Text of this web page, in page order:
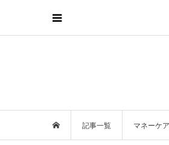
記事一覧 マネーケア